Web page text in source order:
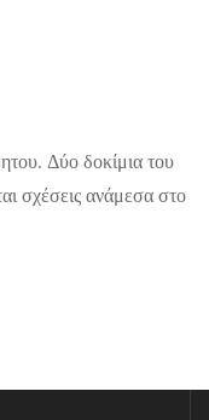
Δύο δοκίμια του
σχέσεις ανάμεσα στο